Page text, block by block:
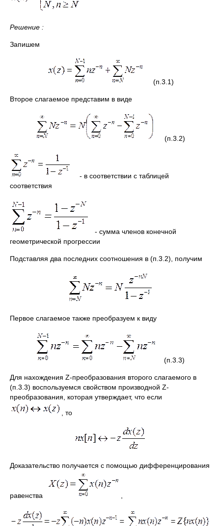
Решение :
Запишем
(п.3.1)
Второе слагаемое представим в виде
(п.3.2)
- в соответствии с таблицей
соответствия
- сумма членов конечной
геометрической прогрессии
Подставляя два последних соотношения в (п.3.2), получим
Первое слагаемое также преобразуем к виду
(п.3.3)
Для нахождения Z-преобразования второго слагаемого в
(п.3.3) воспользуемся свойством производной Z-
преобразования, которая утверждает, что если
, то
Доказательство получается с помощью дифференцирования
равенства